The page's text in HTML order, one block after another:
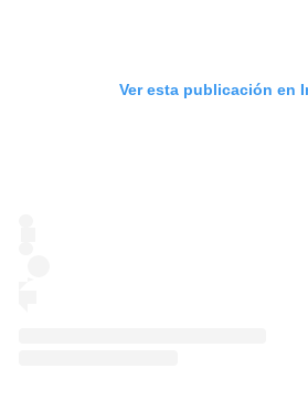
Ver esta publicación en